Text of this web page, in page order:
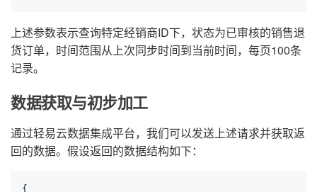
上述参数表示查询特定经销商ID下，状态为已审核的销售退
货订单，时间范围从上次同步时间到当前时间，每页100条
记录。
数据获取与初步加工
通过轻易云数据集成平台，我们可以发送上述请求并获取返
回的数据。假设返回的数据结构如下：
{